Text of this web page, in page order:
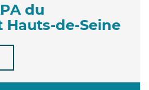
du
de-Seine